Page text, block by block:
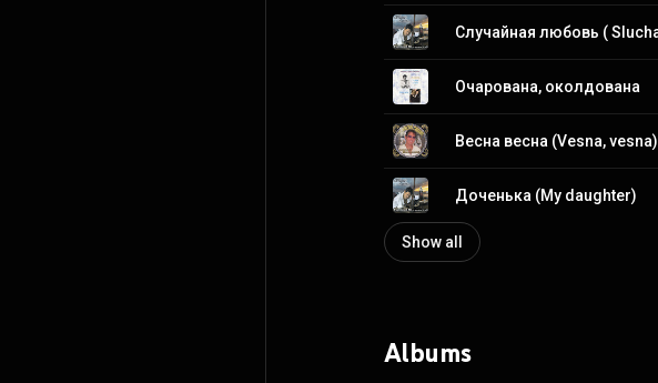
Очарована, околдована
Весна весна (Vesna, vesna)
Доченька (My daughter)
Show all
Albums